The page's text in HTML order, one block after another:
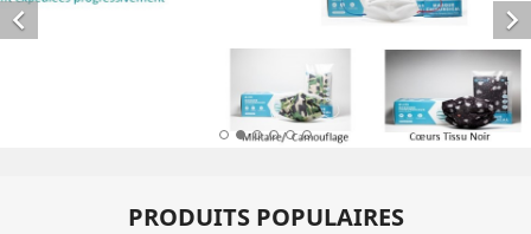
 
PRODUITS POPULAIRES